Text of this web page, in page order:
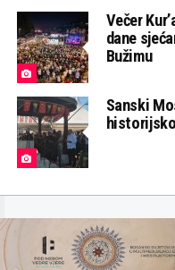
Večer
dane
Bužimu
Sanski